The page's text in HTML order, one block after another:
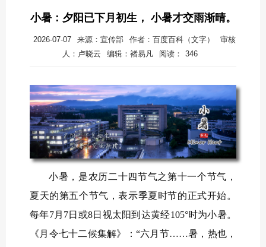
小暑：夕阳已下月初生， 小暑才交雨渐晴。
2026-07-07 来源：宣传部 作者：百度百科（文字）
审核
人：卢晓云
编辑：褚易凡 阅读： 346
小暑，是农历二十四节气之第十一个节气，
夏天的第五个节气，表示季夏时节的正式开始。
每年7月7日或8日视太阳到达黄经105°时为小暑。
《月令七十二候集解》：“六月节……暑，热也，